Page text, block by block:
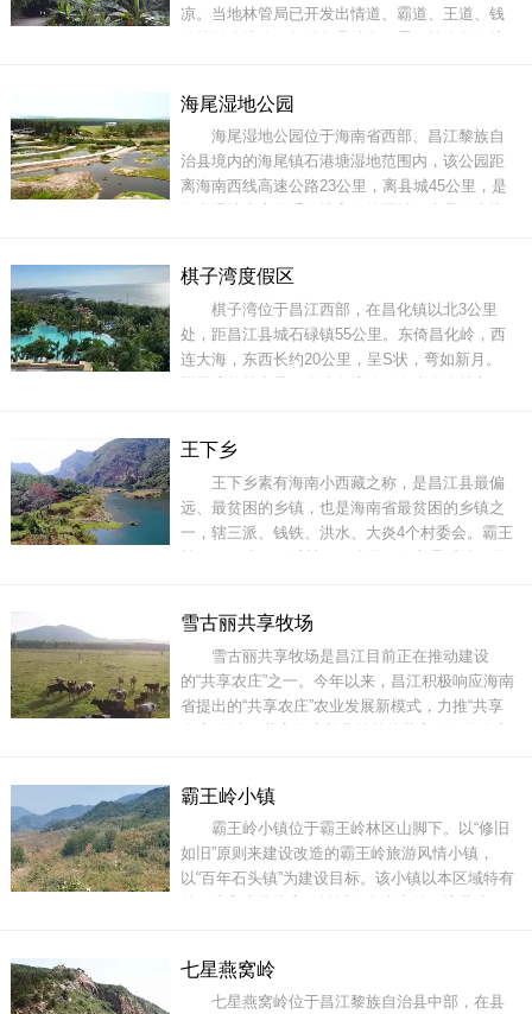
凉。当地林管局已开发出情道、霸道、王道、钱
道等游览线路，每道各具特色。霸王岭自然保护
区，绵延上百公里，仿佛大鹏扶摇，主要山峰都
在1000米以上，主峰高1495米。这里山岳连绵、
烟云笼罩、林
海尾湿地公园
海尾湿地公园位于海南省西部、昌江黎族自
治县境内的海尾镇石港塘湿地范围内，该公园距
离海南西线高速公路23公里，离县城45公里，是
体的度假胜地。海尾湿地公园的植被类型为自然
植被和人工植被组成，其中有水生荷花、桉树
林、
棋子湾度假区
棋子湾位于昌江西部，在昌化镇以北3公里
处，距昌江县城石碌镇55公里。东倚昌化岭，西
连大海，东西长约20公里，呈S状，弯如新月。
细质软，洁白如银。周边林木苍翠，山花烂漫，
绿草如茵，银色的沙滩与湛蓝大海连成一片。 棋
子湾最吸引人的是它的
王下乡
王下乡素有海南小西藏之称，是昌江县最偏
远、最贫困的乡镇，也是海南省最贫困的乡镇之
一，辖三派、钱铁、洪水、大炎4个村委会。霸王
比皆是。天然溶洞如皇帝洞、蝙蝠洞等；人文景
观如洪水船型茅草屋村落；还有仙女瀑布、南绕
河十里画
雪古丽共享牧场
雪古丽共享牧场是昌江目前正在推动建设
的“共享农庄”之一。今年以来，昌江积极响应海南
省提出的“共享农庄”农业发展新模式，力推“共享
农庄”创建。共享农庄并非简单的共享昌江的农产
北旅”热带牧场新亮点，不仅助力昌江产业转型升
级，更帮助了453户贫困户脱贫致
霸王岭小镇
霸王岭小镇位于霸王岭林区山脚下。以“修旧
如旧”原则来建设改造的霸王岭旅游风情小镇，
以“百年石头镇”为建设目标。该小镇以本区域特有
瓦，树荫环绕，从外表看，这是一个极其普通的
农村小院。走近一看却发现，它是一个有着乡村
七星燕窝岭
七星燕窝岭位于昌江黎族自治县中部，在县